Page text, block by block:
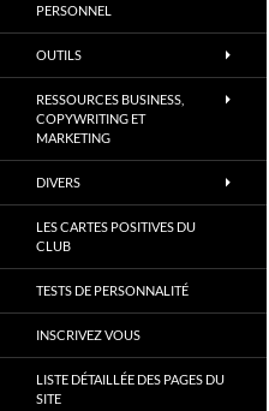
PERSONNEL
OUTILS
RESSOURCES BUSINESS,
COPYWRITING ET
MARKETING
DIVERS
LES CARTES POSITIVES DU
CLUB
TESTS DE PERSONNALITÉ
INSCRIVEZ VOUS
LISTE DÉTAILLÉE DES PAGES DU
SITE